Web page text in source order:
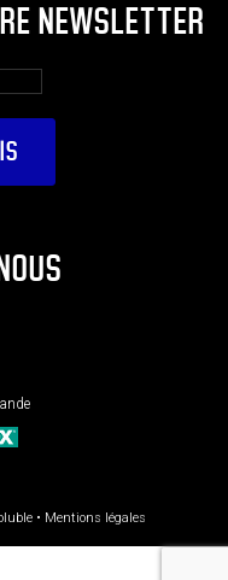
NEWSLETTER
• Mentions légales